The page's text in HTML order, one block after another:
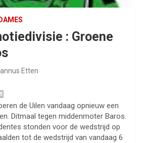
: Groene
Etten
de Uilen vandaag opnieuw een
Ditmaal tegen middenmoter Baros.
stonden voor de wedstrijd op
tot de wedstrijd van vandaag 6